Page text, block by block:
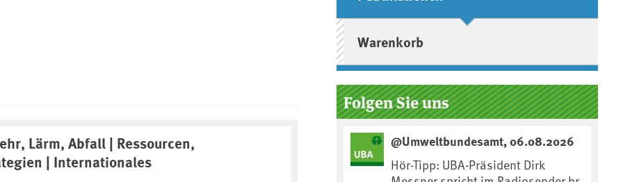
Lärm, Abfall | Ressourcen,
| Internationales
Warenkorb
Folgen Sie uns
@Umweltbundesamt, 06.08.2026
Hör-Tipp: UBA-Präsident Dirk